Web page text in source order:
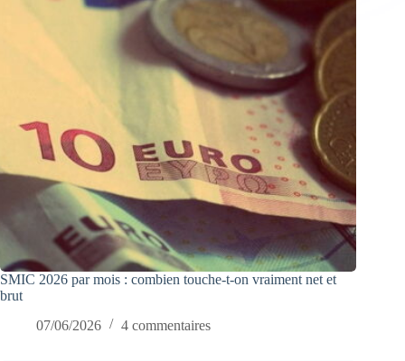
SMIC 2026 par mois : combien touche-t-on vraiment net et
brut
07/06/2026
4 commentaires